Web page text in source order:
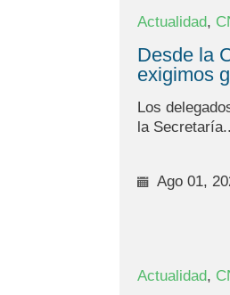
Actualidad,
Desde la
exigimos
Los
la
Ago 01,
Actualidad,